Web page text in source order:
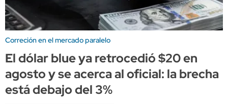
Correción en el mercado paralelo
El dólar blue ya retrocedió $20 en
agosto y se acerca al oficial: la brecha
está debajo del 3%